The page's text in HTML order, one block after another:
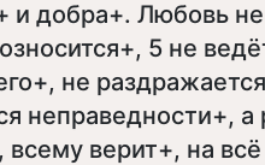
и добра+. Любовь
5 не
не
неправедности+, а
верит+, на